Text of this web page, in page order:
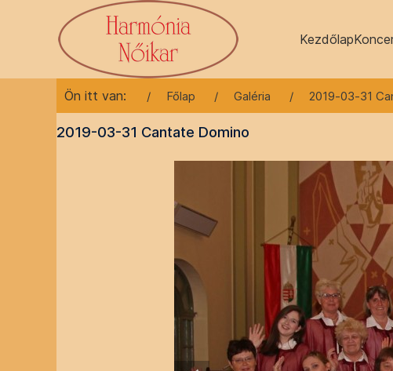
Kezdőlap
Ön itt van: Főlap Galéria 2019-03-31
2019-03-31 Cantate Domino